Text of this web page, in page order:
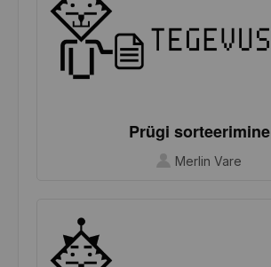
Prügi sorteerimine
Merlin Vare